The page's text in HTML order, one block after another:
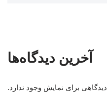
آخرین دیدگاه‌ها
دیدگاهی برای نمایش وجود ندارد.